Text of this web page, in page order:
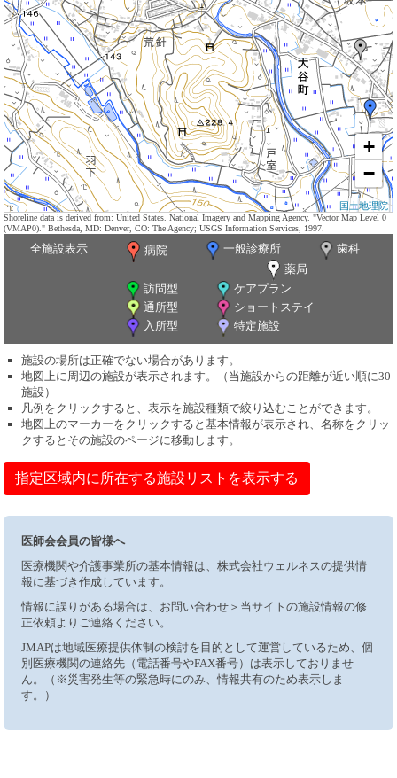
+
−
国土地理院
Shoreline data is derived from: United States. National Imagery and Mapping Agency. "Vector Map Level 0
(VMAP0)." Bethesda, MD: Denver, CO: The Agency; USGS Information Services, 1997.
全施設表示 病院 一般診療所
歯科
薬局
訪問型
ケアプラン
通所型
ショートステイ
入所型
特定施設
施設の場所は正確でない場合があります。
地図上に周辺の施設が表示されます。（当施設からの距離が近い順に30
施設）
凡例をクリックすると、表示を施設種類で絞り込むことができます。
地図上のマーカーをクリックすると基本情報が表示され、名称をクリッ
クするとその施設のページに移動します。
指定区域内に所在する施設リストを表示する
医師会会員の皆様へ
医療機関や介護事業所の基本情報は、株式会社ウェルネスの提供情
報に基づき作成しています。
情報に誤りがある場合は、お問い合わせ＞当サイトの施設情報の修
正依頼よりご連絡ください。
JMAPは地域医療提供体制の検討を目的として運営しているため、個
別医療機関の連絡先（電話番号やFAX番号）は表示しておりませ
ん。（※災害発生等の緊急時にのみ、情報共有のため表示しま
す。）